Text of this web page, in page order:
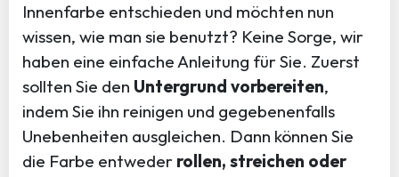
Innenfarbe entschieden und möchten nun
wissen, wie man sie benutzt? Keine Sorge, wir
haben eine einfache Anleitung für Sie. Zuerst
sollten Sie den Untergrund vorbereiten,
indem Sie ihn reinigen und gegebenenfalls
Unebenheiten ausgleichen. Dann können Sie
die Farbe entweder rollen, streichen oder